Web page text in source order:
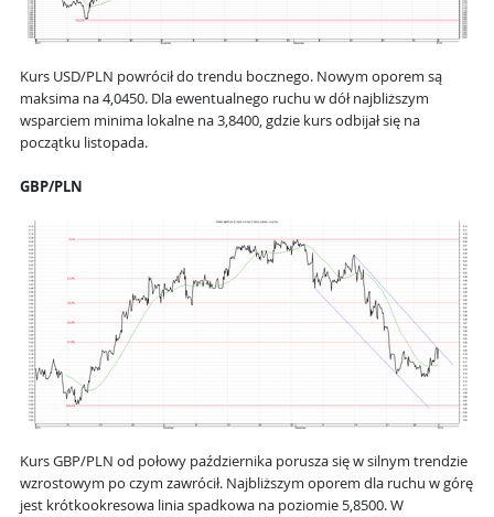
Kurs USD/PLN powrócił do trendu bocznego. Nowym oporem są
maksima na 4,0450. Dla ewentualnego ruchu w dół najbliższym
wsparciem minima lokalne na 3,8400, gdzie kurs odbijał się na
początku listopada.
GBP/PLN
Kurs GBP/PLN od połowy października porusza się w silnym trendzie
wzrostowym po czym zawrócił. Najbliższym oporem dla ruchu w górę
jest krótkookresowa linia spadkowa na poziomie 5,8500. W